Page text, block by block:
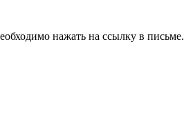
нажать на ссылку в письме.